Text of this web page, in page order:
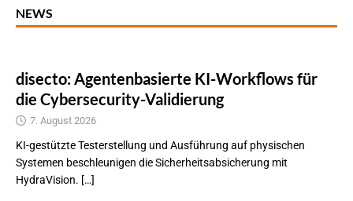
NEWS
disecto: Agentenbasierte KI-Workflows für
die Cybersecurity-Validierung
7. August 2026
KI-gestützte Testerstellung und Ausführung auf physischen
Systemen beschleunigen die Sicherheitsabsicherung mit
HydraVision. […]